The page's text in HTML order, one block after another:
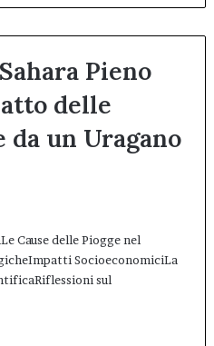
Pieno
delle
da un Uragano
Cause delle Piogge nel
SocioeconomiciLa
sul